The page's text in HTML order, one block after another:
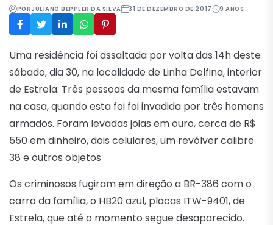
PORJULIANO BEPPLER DA SILVA 31 DE DEZEMBRO DE 2017 9 ANOS
Uma residência foi assaltada por volta das 14h deste
sábado, dia 30, na localidade de Linha Delfina, interior
de Estrela. Três pessoas da mesma família estavam
na casa, quando esta foi foi invadida por três homens
armados. Foram levadas joias em ouro, cerca de R$
550 em dinheiro, dois celulares, um revólver calibre
38 e outros objetos
Os criminosos fugiram em direção a BR-386 com o
carro da família, o HB20 azul, placas ITW-9401, de
Estrela, que até o momento segue desaparecido.